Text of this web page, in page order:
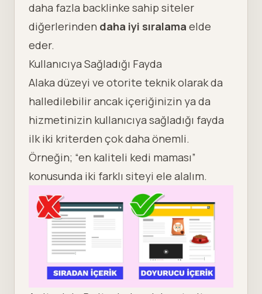
daha fazla backlinke sahip siteler
diğerlerinden daha iyi sıralama elde
eder.
Kullanıcıya Sağladığı Fayda
Alaka düzeyi ve otorite teknik olarak da
halledilebilir ancak içeriğinizin ya da
hizmetinizin kullanıcıya sağladığı fayda
ilk iki kriterden çok daha önemli.
Örneğin; “en kaliteli kedi maması”
konusunda iki farklı siteyi ele alalım.